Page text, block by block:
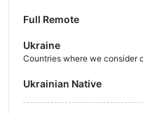
Full Remote
Ukraine
Countries where we consider
Ukrainian Native